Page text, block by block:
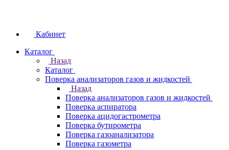
Кабинет
Каталог
Назад
Каталог
Поверка анализаторов газов и жидкостей
Назад
Поверка анализаторов газов и жидкостей
Поверка аспиратора
Поверка ацидогастрометра
Поверка бутирометра
Поверка газоанализатора
Поверка газометра